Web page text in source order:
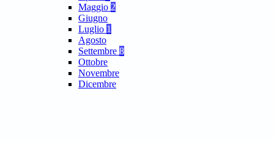
Maggio 2
Giugno
Luglio 1
Agosto
Settembre 8
Ottobre
Novembre
Dicembre